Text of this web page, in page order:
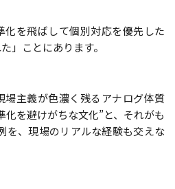
化を飛ばして個別対応を優先した
」ことにあります。
場主義が色濃く残るアナログ体質
化を避けがちな文化”と、それがも
を、現場のリアルな経験も交えな